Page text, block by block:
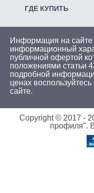
ГДЕ КУПИТЬ
Информация на сайте
информационный
публичной офертой
положениями статьи
подробной
ценах воспользуйтесь
сайте.
Copyright © 2017 -
профиля".